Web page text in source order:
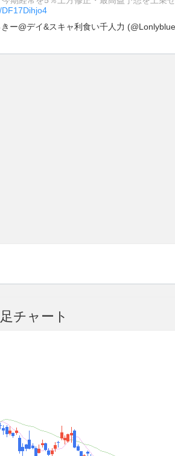
ー@デイ&スキャ利食い千人力
チャート